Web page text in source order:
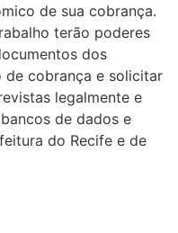
de sua cobrança.
terão poderes
dos
de cobrança e solicitar
legalmente e
de dados e
do Recife e de